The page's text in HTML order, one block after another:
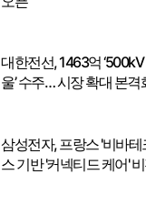
대한전선, 1463억
울’ 수주… 시장 확대 본격
삼성전자, 프랑스 '비바
스 기반 '커넥티드 케어'